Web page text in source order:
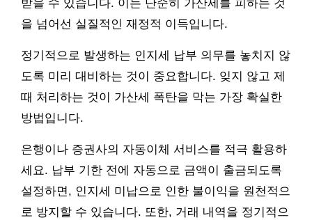
받을 수 있습니다. 이는 단순히 가산세를 피하는 것
을 넘어선 실질적인 재정적 이득입니다.
정기적으로 발생하는 인지세 납부 의무를 놓치지 않
도록 미리 대비하는 것이 중요합니다. 잊지 않고 제
때 처리하는 것이 가산세 폭탄을 막는 가장 확실한
방법입니다.
은행이나 증권사의 자동이체 서비스를 적극 활용하
세요. 납부 기한 전에 자동으로 금액이 출금되도록
설정하면, 인지세 미납으로 인한 불이익을 원천적으
로 방지할 수 있습니다. 또한, 거래 내역을 정기적으